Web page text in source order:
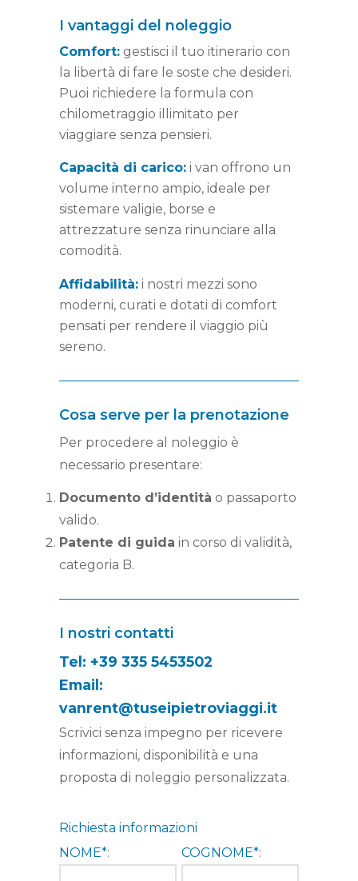
I vantaggi del noleggio
Comfort: gestisci il tuo itinerario con
la libertà di fare le soste che desideri.
Puoi richiedere la formula con
chilometraggio illimitato per
viaggiare senza pensieri.
Capacità di carico: i van offrono un
volume interno ampio, ideale per
sistemare valigie, borse e
attrezzature senza rinunciare alla
comodità.
Affidabilità: i nostri mezzi sono
moderni, curati e dotati di comfort
pensati per rendere il viaggio più
sereno.
Cosa serve per la prenotazione
Per procedere al noleggio è
necessario presentare:
Documento d’identità o passaporto
valido.
Patente di guida in corso di validità,
categoria B.
I nostri contatti
Tel: +39 335 5453502
Email:
vanrent@tuseipietroviaggi.it
Scrivici senza impegno per ricevere
informazioni, disponibilità e una
proposta di noleggio personalizzata.
Richiesta informazioni
NOME*: COGNOME*: